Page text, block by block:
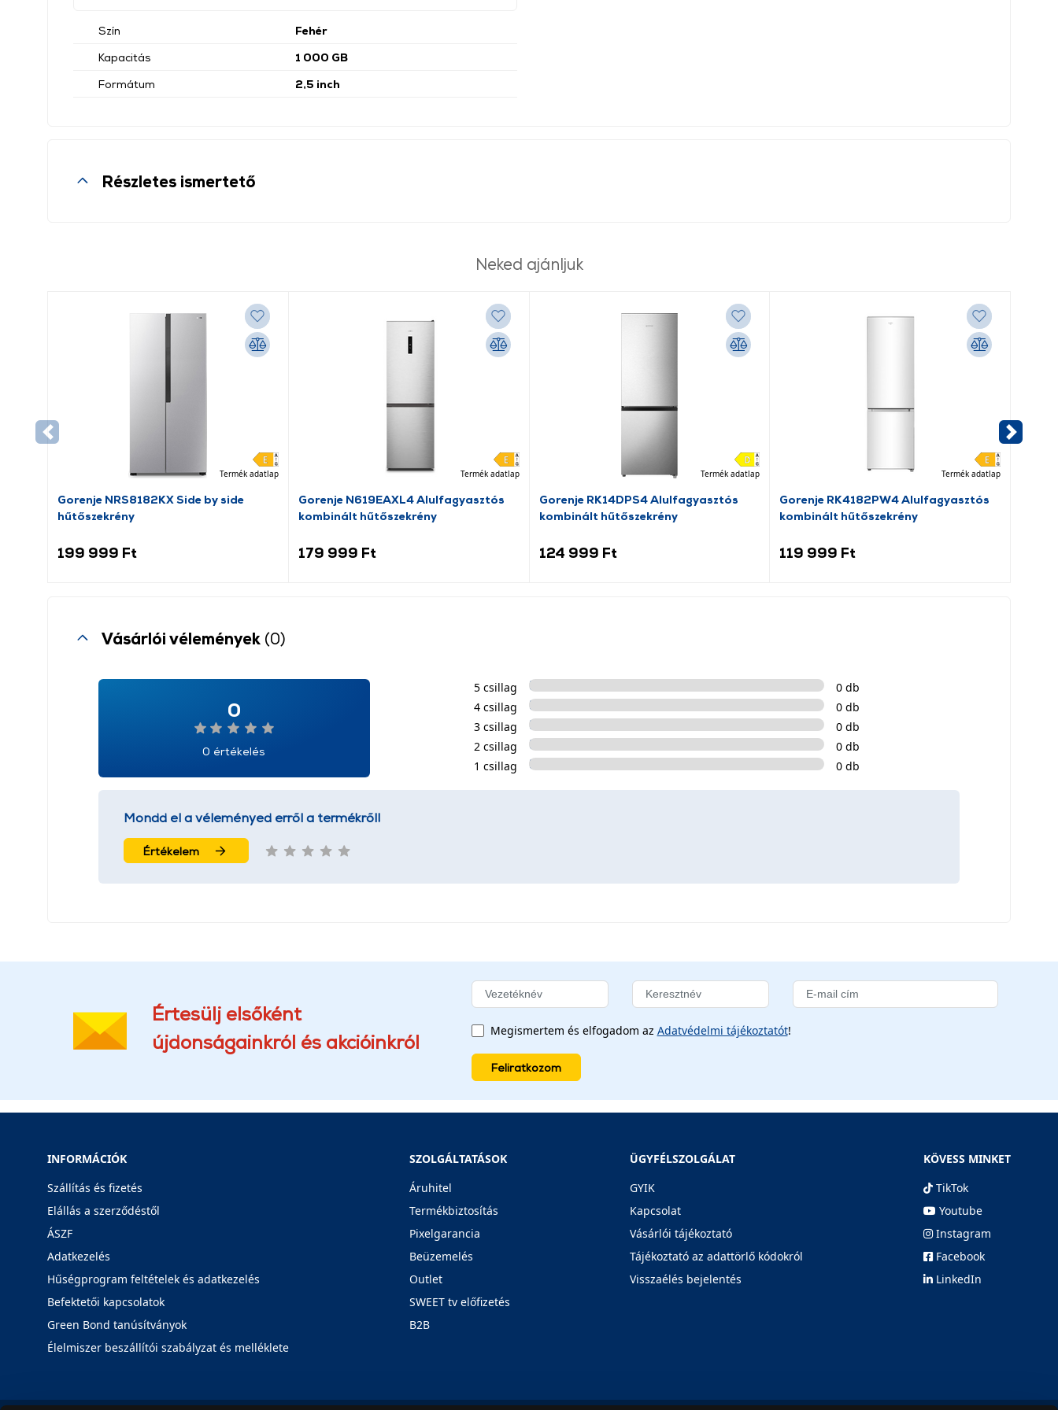
Szín
Fehér
Kapacitás
1 000 GB
Formátum
2,5 inch
Részletes ismertető
Neked ajánljuk
Termék adatlap
Gorenje NRS8182KX Side by side
hűtőszekrény
199 999 Ft
Termék adatlap
Gorenje N619EAXL4 Alulfagyasztós
kombinált hűtőszekrény
179 999 Ft
Termék adatlap
Gorenje RK14DPS4 Alulfagyasztós
kombinált hűtőszekrény
124 999 Ft
Termék adatlap
Gorenje RK4182PW4 Alulfagyasztós
kombinált hűtőszekrény
119 999 Ft
Vásárlói vélemények (0)
0
0 értékelés
5 csillag
0 db
4 csillag
0 db
3 csillag
0 db
2 csillag
0 db
1 csillag
0 db
Mondd el a véleményed erről a termékről!
Értékelem
Értesülj elsőként
újdonságainkról és akcióinkról
Megismertem és elfogadom az Adatvédelmi tájékoztatót!
Feliratkozom
INFORMÁCIÓK
Szállítás és fizetés
Elállás a szerződéstől
ÁSZF
Adatkezelés
Hűségprogram feltételek és adatkezelés
Befektetői kapcsolatok
Green Bond tanúsítványok
Élelmiszer beszállítói szabályzat és melléklete
SZOLGÁLTATÁSOK
Áruhitel
Termékbiztosítás
Pixelgarancia
Beüzemelés
Outlet
SWEET tv előfizetés
B2B
ÜGYFÉLSZOLGÁLAT
GYIK
Kapcsolat
Vásárlói tájékoztató
Tájékoztató az adattörlő kódokról
Visszaélés bejelentés
KÖVESS MINKET
TikTok
Youtube
Instagram
Facebook
LinkedIn